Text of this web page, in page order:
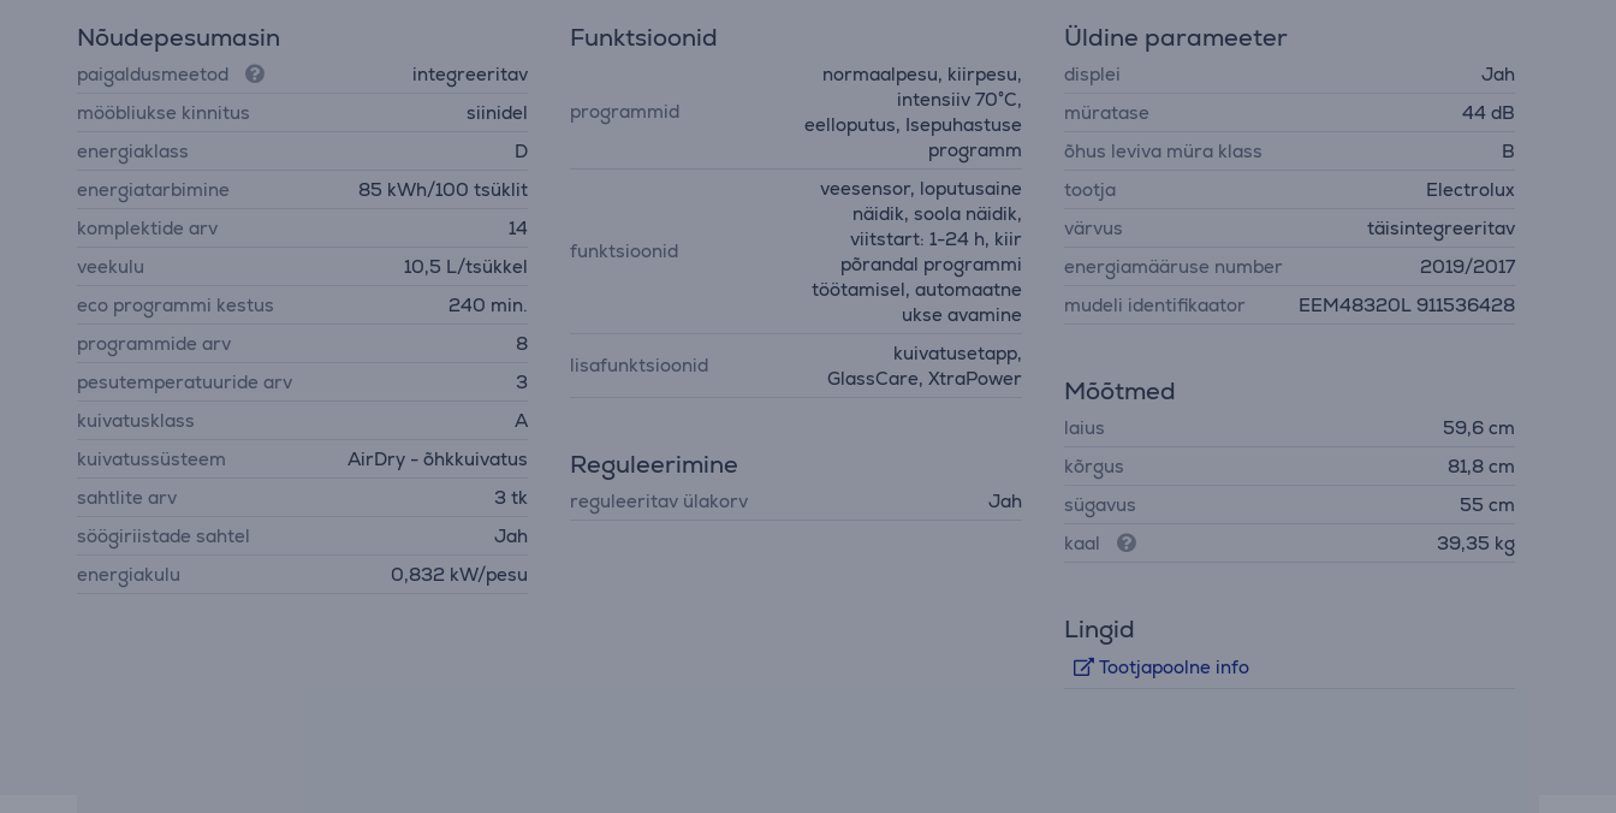
Nõudepesumasin
paigaldusmeetod
integreeritav
mööbliukse kinnitus
siinidel
energiaklass
D
energiatarbimine
85 kWh/100 tsüklit
komplektide arv
14
veekulu
10,5 L/tsükkel
eco programmi kestus
240 min.
programmide arv
8
pesutemperatuuride arv
3
kuivatusklass
A
kuivatussüsteem
AirDry - õhkkuivatus
sahtlite arv
3 tk
söögiriistade sahtel
Jah
energiakulu
0,832 kW/pesu
Funktsioonid
programmid
normaalpesu, kiirpesu,
intensiiv 70°C,
eelloputus, Isepuhastuse
programm
funktsioonid
veesensor, loputusaine
näidik, soola näidik,
viitstart: 1-24 h, kiir
põrandal programmi
töötamisel, automaatne
ukse avamine
lisafunktsioonid
kuivatusetapp,
GlassCare, XtraPower
Reguleerimine
reguleeritav ülakorv Jah
Üldine parameeter
displei
Jah
müratase
44 dB
õhus leviva müra klass
B
tootja
Electrolux
värvus
täisintegreeritav
energiamääruse number
2019/2017
mudeli identifikaator
EEM48320L 911536428
Mõõtmed
laius
59,6 cm
kõrgus
81,8 cm
sügavus
55 cm
kaal
39,35 kg
Lingid
Tootjapoolne info